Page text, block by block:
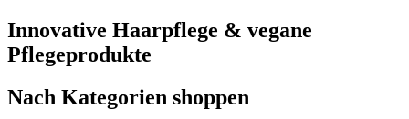
Innovative Haarpflege & vegane
Pflegeprodukte
Nach Kategorien shoppen